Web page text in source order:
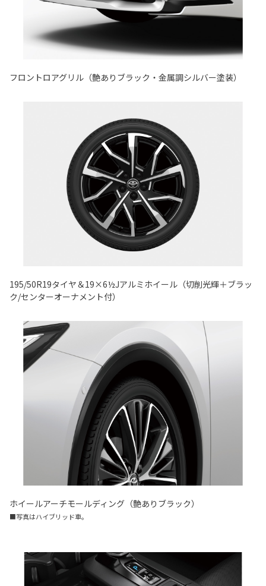
フロントロアグリル（艶ありブラック・金属調シルバー塗装）
195/50R19タイヤ＆19×6½Jアルミホイール（切削光輝＋ブラッ
ク/センターオーナメント付）
ホイールアーチモールディング（艶ありブラック）
■写真はハイブリッド車。